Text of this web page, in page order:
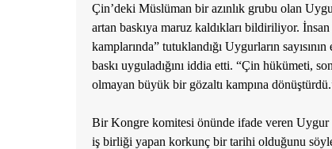
Çin’deki Müslüman bir azınlık grubu olan
artan baskıya maruz kaldıkları bildiriliyor.
kamplarında” tutuklandığı Uygurların
baskı uyguladığını iddia etti. “Çin hükümeti,
olmayan büyük bir gözaltı kampına
Bir Kongre komitesi önünde ifade veren Uygur
iş birliği yapan korkunç bir tarihi olduğunu